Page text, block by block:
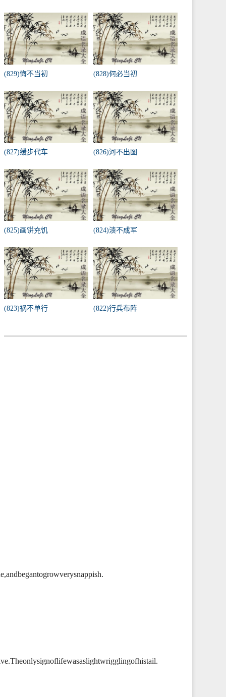
(829)悔不当初 (828)何必当初
(827)缓步代车 (826)河不出图
(825)画饼充饥 (824)溃不成军
(823)祸不单行 (822)行兵布阵